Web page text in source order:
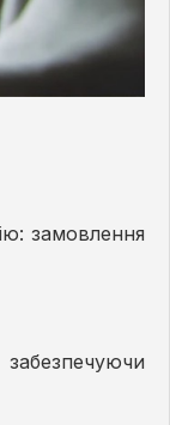
замовлення